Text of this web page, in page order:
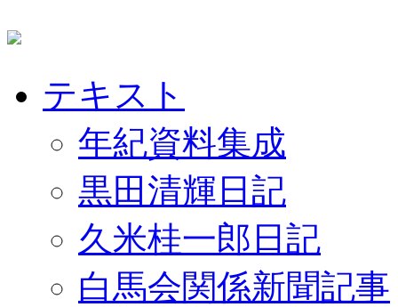
テキスト
年紀資料集成
黒田清輝日記
久米桂一郎日記
白馬会関係新聞記事